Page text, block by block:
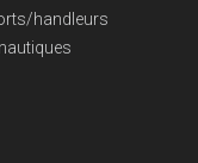
handleurs